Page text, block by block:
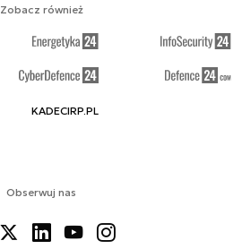
Obserwuj nas
Zobacz również
KADECIRP.PL